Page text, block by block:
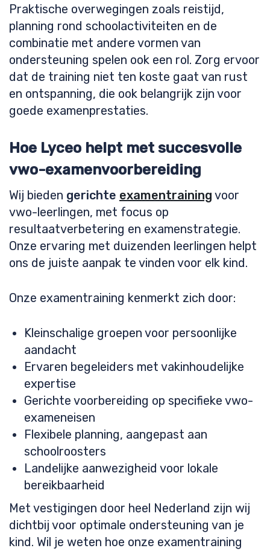
Praktische overwegingen zoals reistijd,
planning rond schoolactiviteiten en de
combinatie met andere vormen van
ondersteuning spelen ook een rol. Zorg ervoor
dat de training niet ten koste gaat van rust
en ontspanning, die ook belangrijk zijn voor
goede examenprestaties.
Hoe Lyceo helpt met succesvolle
vwo-examenvoorbereiding
Wij bieden gerichte examentraining voor
vwo-leerlingen, met focus op
resultaatverbetering en examenstrategie.
Onze ervaring met duizenden leerlingen helpt
ons de juiste aanpak te vinden voor elk kind.
Onze examentraining kenmerkt zich door:
Kleinschalige groepen voor persoonlijke
aandacht
Ervaren begeleiders met vakinhoudelijke
expertise
Gerichte voorbereiding op specifieke vwo-
exameneisen
Flexibele planning, aangepast aan
schoolroosters
Landelijke aanwezigheid voor lokale
bereikbaarheid
Met vestigingen door heel Nederland zijn wij
dichtbij voor optimale ondersteuning van je
kind. Wil je weten hoe onze examentraining